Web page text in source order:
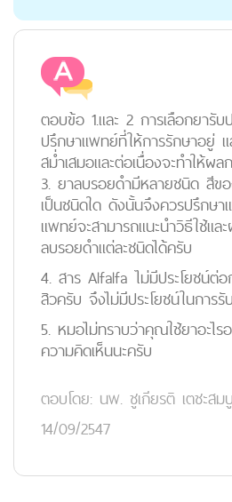
ตอบข้อ 1.และ 2 การเลือกยารับ
ปรึกษาแพทย์ที่ให้การรักษาอยู่
สม่ำเสมอและต่อเนื่องจะทำให้ผ
3. ยาลบรอยดำมีหลายชนิด สีข
เป็นชนิดใด ดังนั้นจึงควรปรึกษ
แพทย์จะสามารถแนะนำวิธีใช้แล
ลบรอยดำแต่ละชนิดได้ครับ
4. สาร Alfalfa ไม่มีประโยชน์ต่
สิวครับ จึงไม่มีประโยชน์ในการรั
5. หมอไม่ทราบว่าคุณใช้ยาอะไ
ความคิดเห็นนะครับ
ตอบโดย: นพ. ชูเกียรติ เตชะส
14/09/2547